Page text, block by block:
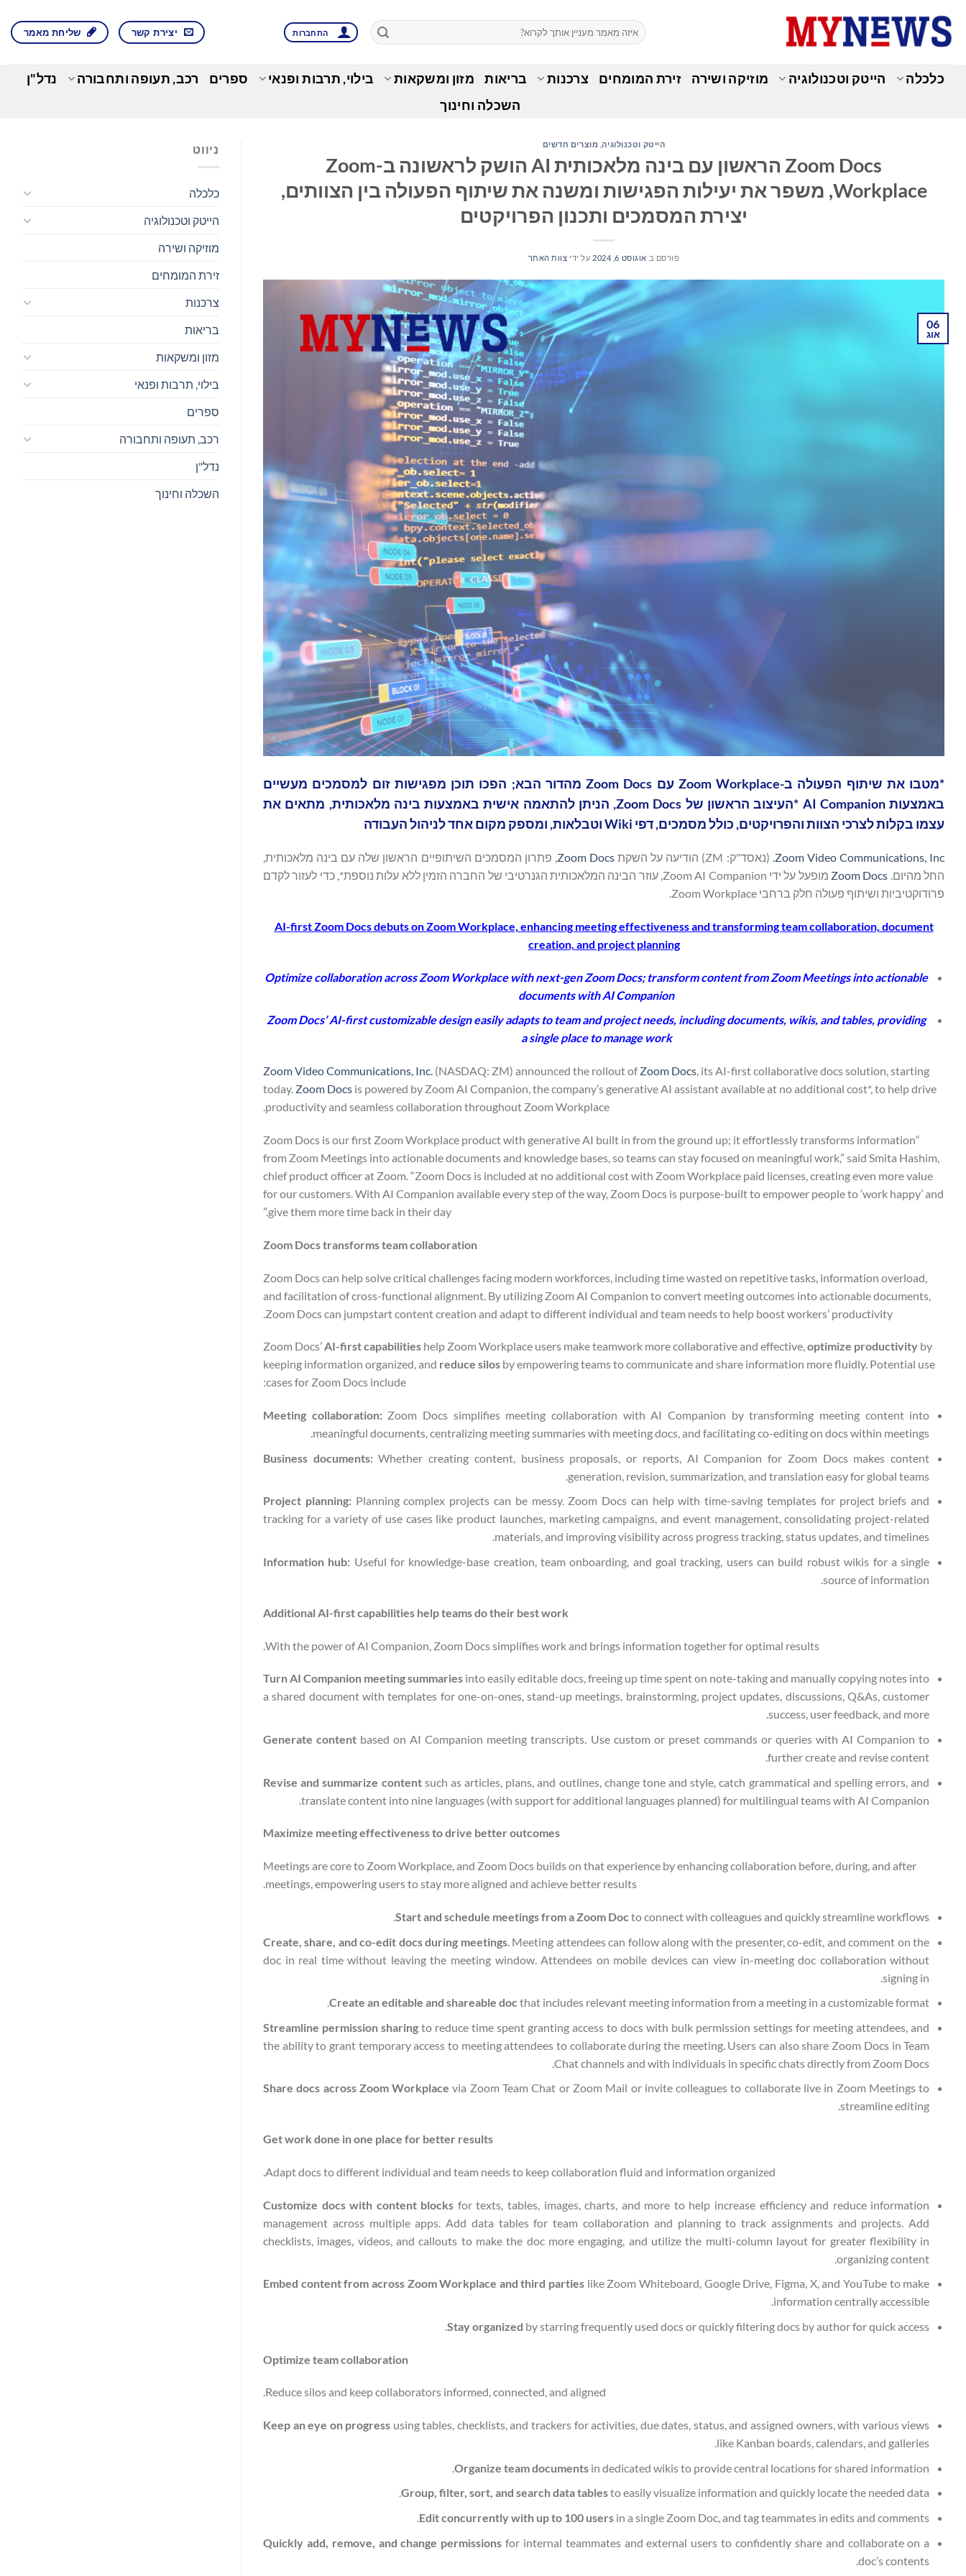
content
התחברות יצירת קשר שליחת מאמר
כלכלה הייטק וטכנולוגיה מוזיקה ושירה זירת המומחים צרכנות בריאות מזון ומשקאות בילוי, תרבות ופנאי ספרים רכב, תעופה ותחבורה
נדל"ן
השכלה וחינוך
הייטק וטכנולוגיה, מוצרים חדשים
Zoom Docs הראשון עם בינה מלאכותית AI הושק לראשונה ב-Zoom
Workplace, משפר את יעילות הפגישות ומשנה את שיתוף הפעולה בין הצוותים,
יצירת המסמכים ותכנון הפרויקטים
פורסם ב אוגוסט 6, 2024 על ידי צוות האתר
06
אוג
*מטבו את שיתוף הפעולה ב-Zoom Workplace עם Zoom Docs מהדור הבא; הפכו תוכן מפגישות זום למסמכים מעשיים
באמצעות AI Companion *העיצוב הראשון של Zoom Docs, הניתן להתאמה אישית באמצעות בינה מלאכותית, מתאים את
עצמו בקלות לצרכי הצוות והפרויקטים, כולל מסמכים, דפי Wiki וטבלאות, ומספק מקום אחד לניהול העבודה
Zoom Video Communications, Inc. (נאסד"ק: ZM) הודיעה על השקת Zoom Docs, פתרון המסמכים השיתופיים הראשון שלה עם בינה מלאכותית,
החל מהיום. Zoom Docs
מופעל על ידי Zoom AI Companion, עוזר הבינה המלאכותית הגנרטיבי של החברה הזמין ללא עלות נוספת*, כדי לעזור לקדם
פרודוקטיביות ושיתוף פעולה חלק ברחבי Zoom Workplace.
AI-first Zoom Docs debuts on Zoom Workplace, enhancing meeting effectiveness and transforming team collaboration, document
creation, and project planning
Optimize collaboration across Zoom Workplace with next-gen Zoom Docs; transform content from Zoom Meetings into actionable
documents with AI Companion
Zoom Docs’ AI-first customizable design easily adapts to team and project needs, including documents, wikis, and tables, providing
a single place to manage work
Zoom Video Communications, Inc. (NASDAQ: ZM) announced the rollout ofZoom Docs, its AI-first collaborative docs solution, starting
today. Zoom Docs is powered by Zoom AI Companion, the company’s generative AI assistant available at no additional cost*, to help drive
productivity and seamless collaboration throughout Zoom Workplace.
“Zoom Docs is our first Zoom Workplace product with generative AI built in from the ground up; it effortlessly transforms information
from Zoom Meetings into actionable documents and knowledge bases, so teams can stay focused on meaningful work,” said Smita Hashim,
chief product officer at Zoom. “Zoom Docs is included at no additional cost with Zoom Workplace paid licenses, creating even more value
for our customers. With AI Companion available every step of the way, Zoom Docs is purpose-built to empower people to ‘work happy’ and
give them more time back in their day.”
Zoom Docs transforms team collaboration
Zoom Docs can help solve critical challenges facing modern workforces, including time wasted on repetitive tasks, information overload,
and facilitation of cross-functional alignment. By utilizing Zoom AI Companion to convert meeting outcomes into actionable documents,
Zoom Docs can jumpstart content creation and adapt to different individual and team needs to help boost workers’ productivity.
Zoom Docs’AI-firstcapabilities help Zoom Workplace users make teamwork more collaborative and effective,optimize productivity by
keeping information organized, and reduce silos by empowering teams to communicate and share information more fluidly. Potential use
cases for Zoom Docs include:
Meeting collaboration: Zoom Docs simplifies meeting collaboration with AI Companion by transforming meeting content into
meaningful documents, centralizing meeting summaries with meeting docs, and facilitating co-editing on docs within meetings.
Business documents:Whether creating content, business proposals, or reports, AI Companion for Zoom Docs makes content
generation, revision, summarization, and translation easy for global teams.
Project planning: Planning complex projects can be messy. Zoom Docs can help with time-saving templates for project briefs and
tracking for a variety of use cases like product launches, marketing campaigns, and event management, consolidating project-related
materials, and improving visibility across progress tracking, status updates, and timelines.
Information hub: Useful for knowledge-base creation, team onboarding, and goal tracking, users can build robust wikis for a single
source of information.
Additional AI-first capabilities help teams do their best work
With the power of AI Companion, Zoom Docs simplifies work and brings information together for optimal results.
Turn AI Companion meeting summaries into easily editable docs, freeing up time spent on note-taking and manually copying notes into
a shared document with templates for one-on-ones, stand-up meetings, brainstorming, project updates, discussions, Q&As, customer
success, user feedback, and more.
Generate content based on AI Companion meeting transcripts. Use custom or preset commands or queries with AI Companion to
further create and revise content.
Revise and summarize content such as articles, plans, and outlines, change tone and style, catch grammatical and spelling errors, and
translate content into nine languages (with support for additional languages planned) for multilingual teams with AI Companion.
Maximize meeting effectiveness to drive better outcomes
Meetings are core to Zoom Workplace, and Zoom Docs builds on that experience by enhancing collaboration before, during, and after
meetings, empowering users to stay more aligned and achieve better results.
Start and schedule meetings from a Zoom Docto connect with colleagues and quickly streamline workflows.
Create, share, and co-edit docs during meetings. Meeting attendees can follow along with the presenter, co-edit, and comment on the
doc in real time without leaving the meeting window. Attendees on mobile devices can view in-meeting doc collaboration without
signing in.
Create an editable and shareable docthat includes relevant meeting information from a meeting in a customizable format.
Streamline permission sharingto reduce time spent granting access to docs with bulk permission settings for meeting attendees, and
the ability to grant temporary access to meeting attendees to collaborate during the meeting. Users can also share Zoom Docs in Team
Chat channels and with individuals in specific chats directly from Zoom Docs.
Share docs across Zoom Workplace via Zoom Team Chat or Zoom Mail or invite colleagues to collaborate live in Zoom Meetings to
streamline editing.
Get work done in one place for better results
Adapt docs to different individual and team needs to keep collaboration fluid and information organized.
Customize docs with content blocks for texts, tables, images, charts, and more to help increase efficiency and reduce information
management across multiple apps. Add data tables for team collaboration and planning to track assignments and projects. Add
checklists, images, videos, and callouts to make the doc more engaging, and utilize the multi-column layout for greater flexibility in
organizing content.
Embed content from across Zoom Workplace and third parties like Zoom Whiteboard, Google Drive, Figma, X, and YouTube to make
information centrally accessible.
Stay organized by starring frequently used docs or quickly filtering docs by author for quick access.
Optimize team collaboration
Reduce silos and keep collaborators informed, connected, and aligned.
Keep an eye on progress using tables, checklists, and trackers for activities, due dates, status, and assigned owners, with various views
like Kanban boards, calendars, and galleries.
Organize team documents in dedicated wikis to provide central locations for shared information.
Group, filter, sort, and search datatablesto easily visualize information and quickly locate the needed data.
Edit concurrently with up to 100 users in a single Zoom Doc, and tag teammates in edits and comments.
Quickly add, remove, and change permissionsfor internal teammates and external users to confidently share and collaborate on a
doc’s contents.
ניווט
כלכלה
הייטק וטכנולוגיה
מוזיקה ושירה
זירת המומחים
צרכנות
בריאות
מזון ומשקאות
בילוי, תרבות ופנאי
ספרים
רכב, תעופה ותחבורה
נדל"ן
השכלה וחינוך